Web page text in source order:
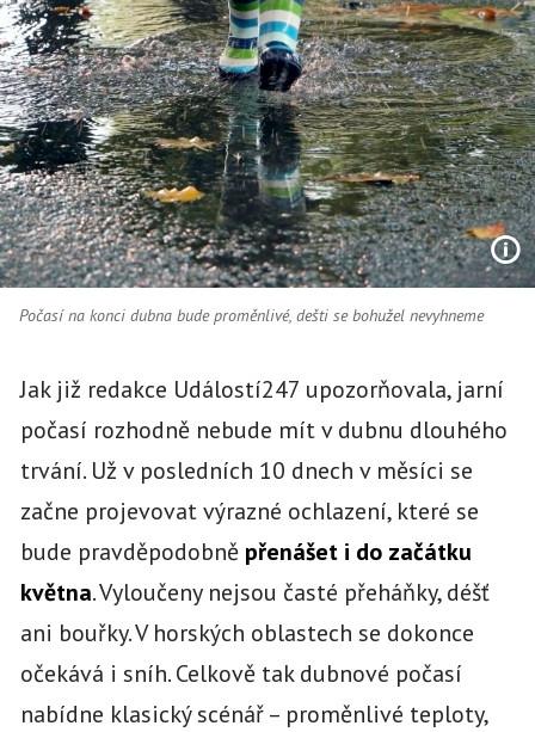
Počasí na konci dubna bude proměnlivé, dešti se bohužel nevyhneme
Jak již redakce Událostí247 upozorňovala, jarní
počasí rozhodně nebude mít v dubnu dlouhého
trvání. Už v posledních 10 dnech v měsíci se
začne projevovat výrazné ochlazení, které se
bude pravděpodobněpřenášet i do začátku
května. Vyloučeny nejsou časté přeháňky, déšť
ani bouřky. V horských oblastech se dokonce
očekává i sníh. Celkově tak dubnové počasí
nabídne klasický scénář – proměnlivé teploty,